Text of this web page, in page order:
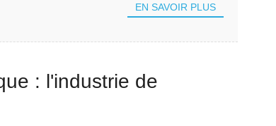
EN SAVOIR PLUS
: l'industrie de